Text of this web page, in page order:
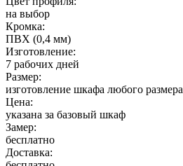
на выбор
Кромка:
ПВХ (0,4 мм)
Изготовление:
7 рабочих дней
Размер:
изготовление шкафа любого размера
Цена:
указана за базовый шкаф
Замер:
бесплатно
Доставка: